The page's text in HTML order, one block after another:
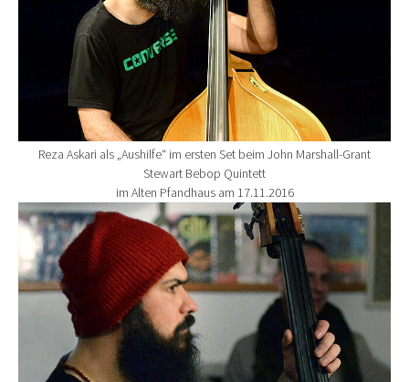
Reza Askari als „Aushilfe“ im ersten Set beim John Marshall-Grant
Stewart Bebop Quintett
im Alten Pfandhaus am 17.11.2016
Show larger version for: